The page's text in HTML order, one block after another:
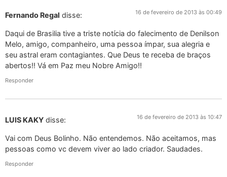
Fernando Regal disse: 16 de fevereiro de 2013 às 00:49
Daqui de Brasilia tive a triste notícia do falecimento de Denilson
Melo, amigo, companheiro, uma pessoa ímpar, sua alegria e
seu astral eram contagiantes. Que Deus te receba de braços
abertos!! Vá em Paz meu Nobre Amigo!!
Responder
LUIS KAKY disse: 16 de fevereiro de 2013 às 10:47
Vai com Deus Bolinho. Não entendemos. Não aceitamos, mas
pessoas como vc devem viver ao lado criador. Saudades.
Responder